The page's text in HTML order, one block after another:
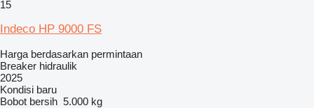
15
Indeco HP 9000 FS
Harga berdasarkan permintaan
Breaker hidraulik
2025
Kondisi baru
Bobot bersih 5.000 kg